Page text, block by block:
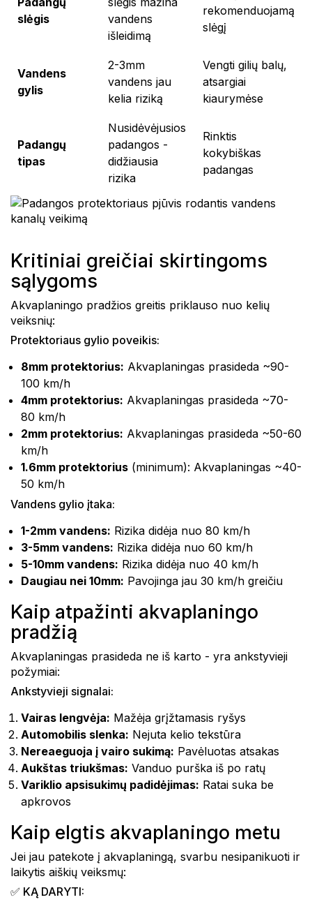
slėgis
vandens
išleidimą
rekomenduojamą
slėgį
Vandens
gylis
2-3mm
vandens jau
kelia riziką
Vengti gilių balų,
atsargiai
kiaurymėse
Padangų
tipas
Nusidėvėjusios
padangos -
didžiausia
rizika
Rinktis
kokybiškas
padangas
Kritiniai greičiai skirtingoms
sąlygoms
Akvaplaningo pradžios greitis priklauso nuo kelių
veiksnių:
Protektoriaus gylio poveikis:
8mm protektorius: Akvaplaningas prasideda ~90-
100 km/h
4mm protektorius: Akvaplaningas prasideda ~70-
80 km/h
2mm protektorius: Akvaplaningas prasideda ~50-60
km/h
1.6mm protektorius (minimum): Akvaplaningas ~40-
50 km/h
Vandens gylio įtaka:
1-2mm vandens: Rizika didėja nuo 80 km/h
3-5mm vandens: Rizika didėja nuo 60 km/h
5-10mm vandens: Rizika didėja nuo 40 km/h
Daugiau nei 10mm: Pavojinga jau 30 km/h greičiu
Kaip atpažinti akvaplaningo
pradžią
Akvaplaningas prasideda ne iš karto - yra ankstyvieji
požymiai:
Ankstyvieji signalai:
Vairas lengvėja: Mažėja grįžtamasis ryšys
Automobilis slenka: Nejuta kelio tekstūra
Nereaeguoja į vairo sukimą: Pavėluotas atsakas
Aukštas triukšmas: Vanduo purška iš po ratų
Variklio apsisukimų padidėjimas: Ratai suka be
apkrovos
Kaip elgtis akvaplaningo metu
Jei jau patekote į akvaplaningą, svarbu nesipanikuoti ir
laikytis aiškių veiksmų:
✅ KĄ DARYTI: